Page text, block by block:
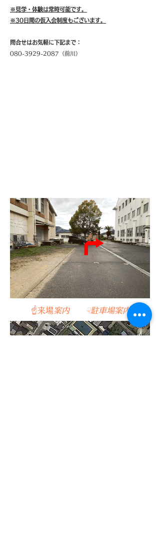
※見学・体験は常時可能です。
​※30日間の仮入会制度もございます。
問合せはお気軽に下記まで：
080-3929-2087（前川）
​☝来場案内 ☟駐車場案内